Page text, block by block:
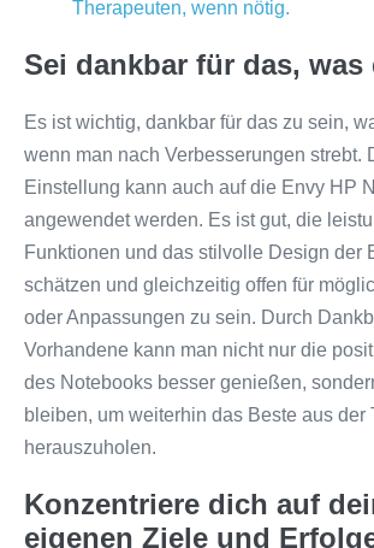
Therapeuten, wenn nötig.
Sei dankbar für das, was
Es ist wichtig, dankbar für das zu sein,
wenn man nach Verbesserungen strebt.
Einstellung kann auch auf die Envy HP
angewendet werden. Es ist gut, die
Funktionen und das stilvolle Design der
schätzen und gleichzeitig offen für
oder Anpassungen zu sein. Durch
Vorhandene kann man nicht nur die
des Notebooks besser genießen,
bleiben, um weiterhin das Beste aus der
herauszuholen.
Konzentriere dich auf
eigenen Ziele und